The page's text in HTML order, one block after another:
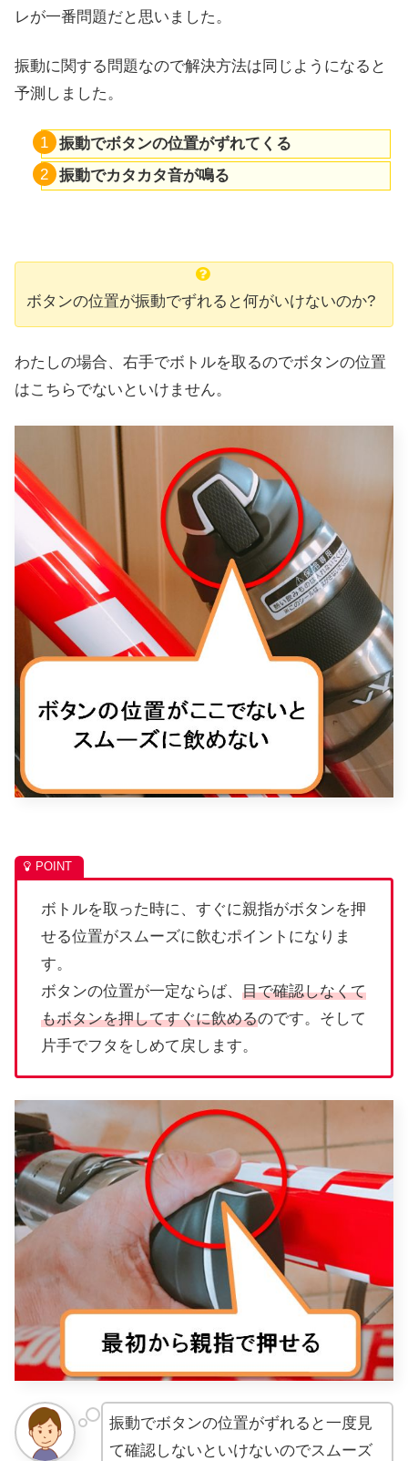
レが一番問題だと思いました。
振動に関する問題なので解決方法は同じようになると
予測しました。
振動でボタンの位置がずれてくる
振動でカタカタ音が鳴る
ボタンの位置が振動でずれると何がいけないのか?
わたしの場合、右手でボトルを取るのでボタンの位置
はこちらでないといけません。
ボトルを取った時に、すぐに親指がボタンを押
せる位置がスムーズに飲むポイントになりま
す。
ボタンの位置が一定ならば、 目で確認しなくて
もボタンを押してすぐに飲めるのです。そして
片手でフタをしめて戻します。
振動でボタンの位置がずれると一度見
て確認しないといけないのでスムーズ